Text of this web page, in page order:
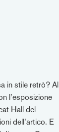
in stile retrò? Al
l’esposizione
Hall del
dell’artico. E